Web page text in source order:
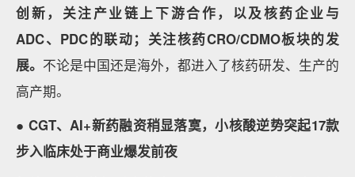
可以发现，从项目类型来看，小分子化药研发领域，大
额融资项目多围绕心血管、自身免疫、炎症及肾脏疾病
等领域开发新药，部分在药物递送 技术上独具特色的项
目如弼领生物、盈科生物也被资本偏爱。抗体药赛道，
适应症方面主要还是集中在肿瘤和自免领域，双抗、多
抗、ADC药物项目潜力受看好。